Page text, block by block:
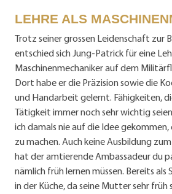
LEHRE ALS
Trotz seiner grossen Leidenschaft zur
entschied sich Jung-Patrick für eine
Maschinenmechaniker auf dem
Dort habe er die Präzision sowie die
und Handarbeit gelernt. Fähigkeiten,
Tätigkeit immer noch sehr wichtig
ich damals nie auf die Idee gekommen,
zu machen. Auch keine Ausbildung
hat der amtierende Ambassadeur du
nämlich früh lernen müssen. Bereits als
in der Küche, da seine Mutter sehr früh